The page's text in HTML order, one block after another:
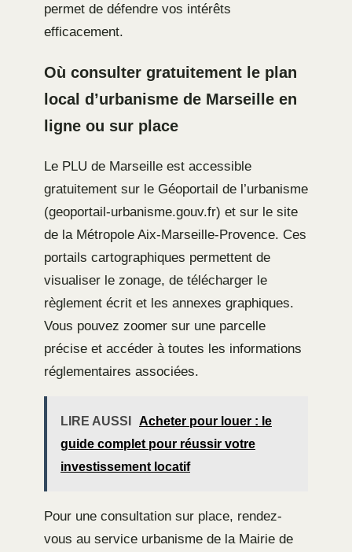
permet de défendre vos intérêts
efficacement.
Où consulter gratuitement le plan
local d’urbanisme de Marseille en
ligne ou sur place
Le PLU de Marseille est accessible
gratuitement sur le Géoportail de l’urbanisme
(geoportail-urbanisme.gouv.fr) et sur le site
de la Métropole Aix-Marseille-Provence. Ces
portails cartographiques permettent de
visualiser le zonage, de télécharger le
règlement écrit et les annexes graphiques.
Vous pouvez zoomer sur une parcelle
précise et accéder à toutes les informations
réglementaires associées.
LIRE AUSSI
Acheter pour louer : le
guide complet pour réussir votre
investissement locatif
Pour une consultation sur place, rendez-
vous au service urbanisme de la Mairie de